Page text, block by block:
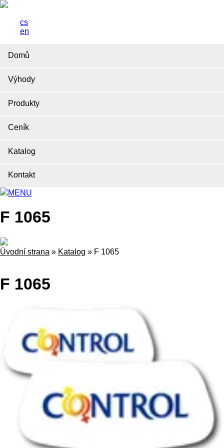
cs
en
Domů
Výhody
Produkty
Ceník
Katalog
Kontakt
MENU
F 1065
Úvodní strana » Katalog » F 1065
F 1065